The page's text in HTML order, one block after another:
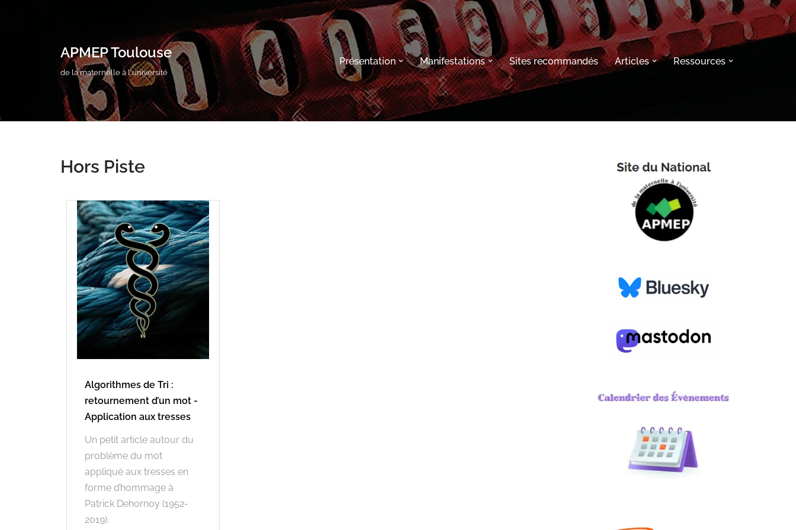
APMEP Toulouse
de la maternelle à l'université
Présentation Manifestations Sites recommandés Articles Ressources
Hors Piste
Algorithmes de Tri :
retournement d’un mot -
Application aux tresses
Un petit article autour du
problème du mot
appliqué aux tresses en
forme d’hommage à
Patrick Dehornoy (1952-
2019).